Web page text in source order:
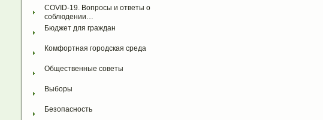
COVID-19. Вопросы и ответы о
соблюдении…
Бюджет для граждан
Комфортная городская среда
Общественные советы
Выборы
Безопасность